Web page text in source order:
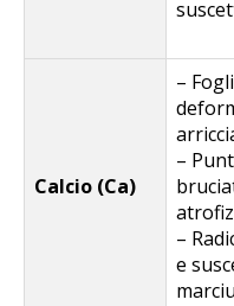
Calcio (Ca)
–
–
–
e